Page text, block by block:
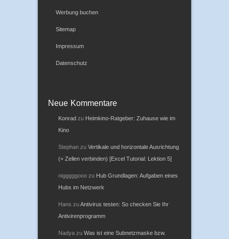
Werbung buchen
Sitemap
Impressum
Datenschutz
Neue Kommentare
Konrad zu Heimkino-Ratgeber: Zuhause wie im
Kino
Stephan zu Vertikale und horizontale Ausrichtung
(+ Zellen verbinden) [Excel Tutorial: Lektion 5]
nigggggooo zu Hub Grundlagen: Aufgaben eines
Hubs im Netzwerk
Hans zuAntivirus testen: So checken Sie Ihr
Antivirenprogramm
Nadya zu Was ist eine Subnetzmaske bzw.